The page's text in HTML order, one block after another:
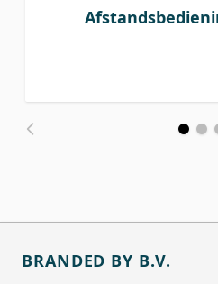
BRANDED BY B.V.